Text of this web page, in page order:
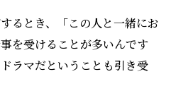
るとき、「この人と一緒にお
を受けることが多いんです
ラマだということも引き受